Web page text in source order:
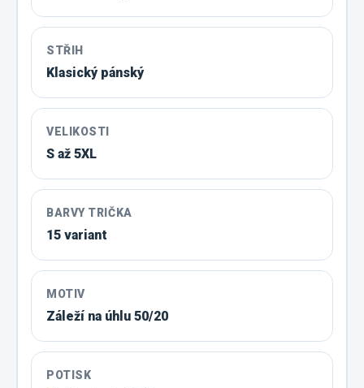
STŘIH
Klasický pánský
VELIKOSTI
S až 5XL
BARVY TRIČKA
15 variant
MOTIV
Záleží na úhlu 50/20
POTISK